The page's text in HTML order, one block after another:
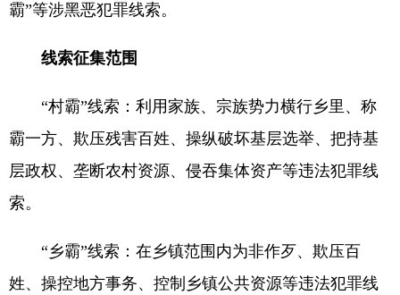
霸”等涉黑恶犯罪线索。
线索征集范围
“村霸”线索：利用家族、宗族势力横行乡里、称
霸一方、欺压残害百姓、操纵破坏基层选举、把持基
层政权、垄断农村资源、侵吞集体资产等违法犯罪线
索。
“乡霸”线索：在乡镇范围内为非作歹、欺压百
姓、操控地方事务、控制乡镇公共资源等违法犯罪线